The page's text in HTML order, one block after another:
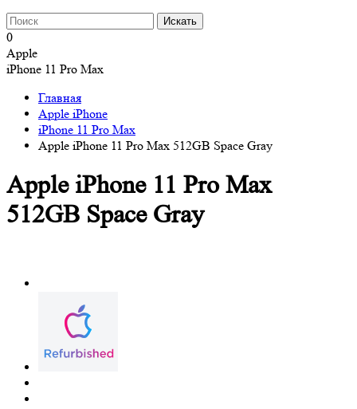
0
Apple
iPhone 11 Pro Max
Главная
Apple iPhone
iPhone 11 Pro Max
Apple iPhone 11 Pro Max 512GB Space Gray
Apple iPhone 11 Pro Max
512GB Space Gray